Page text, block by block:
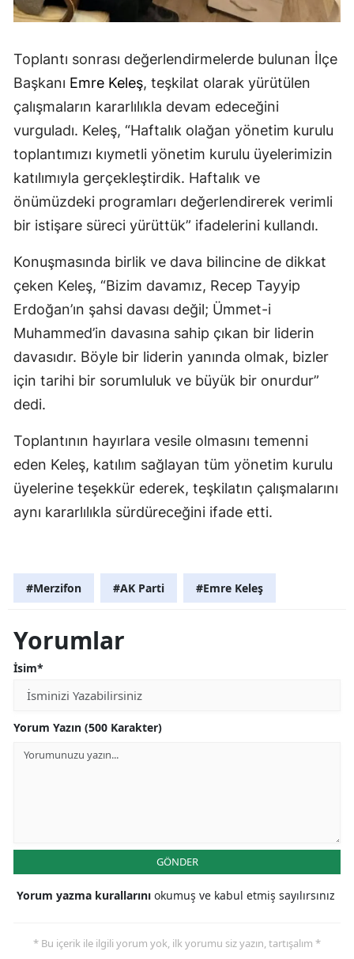
Toplantı sonrası değerlendirmelerde bulunan İlçe
Başkanı Emre Keleş, teşkilat olarak yürütülen
çalışmaların kararlılıkla devam edeceğini
vurguladı. Keleş, “Haftalık olağan yönetim kurulu
toplantımızı kıymetli yönetim kurulu üyelerimizin
katılımıyla gerçekleştirdik. Haftalık ve
önümüzdeki programları değerlendirerek verimli
bir istişare süreci yürüttük” ifadelerini kullandı.
Konuşmasında birlik ve dava bilincine de dikkat
çeken Keleş, “Bizim davamız, Recep Tayyip
Erdoğan’ın şahsi davası değil; Ümmet-i
Muhammed’in davasına sahip çıkan bir liderin
davasıdır. Böyle bir liderin yanında olmak, bizler
için tarihi bir sorumluluk ve büyük bir onurdur”
dedi.
Toplantının hayırlara vesile olmasını temenni
eden Keleş, katılım sağlayan tüm yönetim kurulu
üyelerine teşekkür ederek, teşkilatın çalışmalarını
aynı kararlılıkla sürdüreceğini ifade etti.
#Merzifon #AK Parti #Emre Keleş
Yorumlar
İsim*
Yorum Yazın (500 Karakter)
GÖNDER
Yorum yazma kurallarını okumuş ve kabul etmiş sayılırsınız
* Bu içerik ile ilgili yorum yok, ilk yorumu siz yazın, tartışalım *